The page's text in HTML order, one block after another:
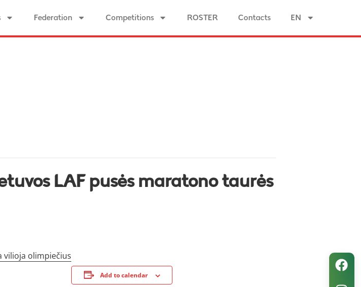
Federation Competitions ROSTER Contacts EN
LAF pusės maratono taurės
olimpiečius
Add to calendar